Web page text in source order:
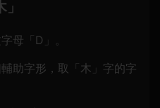
母「D」。
輔助字形，取「木」字的字